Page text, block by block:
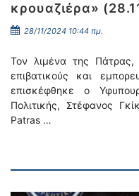
κρουαζιέρα»
28/11/2024 10:44 πμ.
Τον λιμένα της Πάτρας,
επιβατικούς και
επισκέφθηκε ο
Πολιτικής, Στέφανος
Patras …